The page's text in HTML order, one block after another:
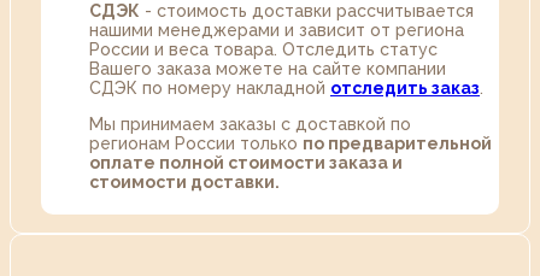
СДЭК - стоимость доставки рассчитывается
нашими менеджерами и зависит от региона
России и веса товара. Отследить статус
Вашего заказа можете на сайте компании
СДЭК по номеру накладной отследить заказ
Мы принимаем заказы с доставкой по
регионам России только по предварительной
оплате полной стоимости заказа и
стоимости доставки.